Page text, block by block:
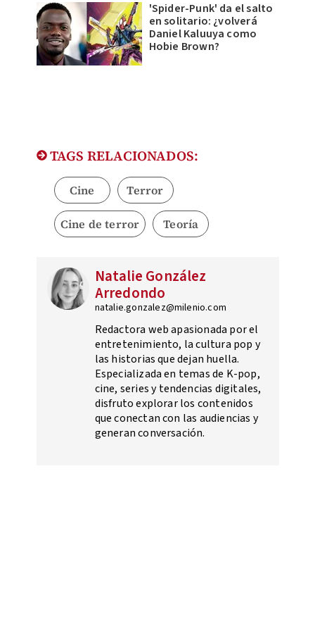
'Spider-Punk' da el salto
en solitario: ¿volverá
Daniel Kaluuya como
Hobie Brown?
TAGS RELACIONADOS:
Cine Terror
Cine de terror Teoría
Natalie González
Arredondo
natalie.gonzalez@milenio.com
Redactora web apasionada por el
entretenimiento, la cultura pop y
las historias que dejan huella.
Especializada en temas de K-pop,
cine, series y tendencias digitales,
disfruto explorar los contenidos
que conectan con las audiencias y
generan conversación.